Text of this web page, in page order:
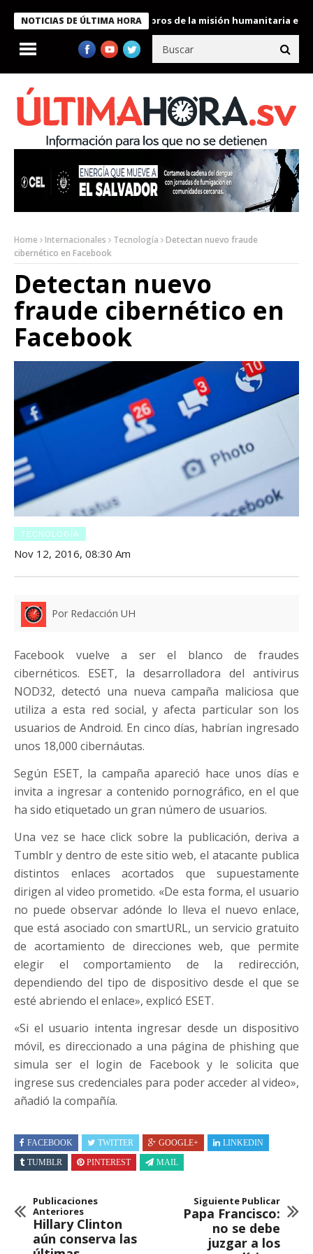
NOTICIAS DE ÚLTIMA HORA
Bukele condecora a miembros de la misión humanitaria enviada
Home Internacionales Tecnología
Detectan nuevo fraude
cibernético en Facebook
Detectan nuevo
fraude cibernético en
Facebook
TECNOLOGÍA
Nov 12, 2016, 08:30 Am
Por Redacción UH
Facebook vuelve a ser el blanco de fraudes
cibernéticos. ESET, la desarrolladora del antivirus
NOD32, detectó una nueva campaña maliciosa que
utiliza a esta red social, y afecta particular son los
usuarios de Android. En cinco días, habrían ingresado
unos 18,000 cibernáutas.
Según ESET, la campaña apareció hace unos días e
invita a ingresar a contenido pornográfico, en el que
ha sido etiquetado un gran número de usuarios.
Una vez se hace click sobre la publicación, deriva a
Tumblr y dentro de este sitio web, el atacante publica
distintos enlaces acortados que supuestamente
dirigen al video prometido. «De esta forma, el usuario
no puede observar adónde lo lleva el nuevo enlace,
que está asociado con smartURL, un servicio gratuito
de acortamiento de direcciones web, que permite
elegir el comportamiento de la redirección,
dependiendo del tipo de dispositivo desde el que se
esté abriendo el enlace», explicó ESET.
«Si el usuario intenta ingresar desde un dispositivo
móvil, es direccionado a una página de phishing que
simula ser el login de Facebook y le solicita que
ingrese sus credenciales para poder acceder al video»,
añadió la compañía.
FACEBOOK TWITTER GOOGLE+
LINKEDIN
TUMBLR
PINTEREST MAIL
Publicaciones
Anteriores
Hillary Clinton
aún conserva las
Siguiente Publicar
Papa Francisco:
no se debe
juzgar a los